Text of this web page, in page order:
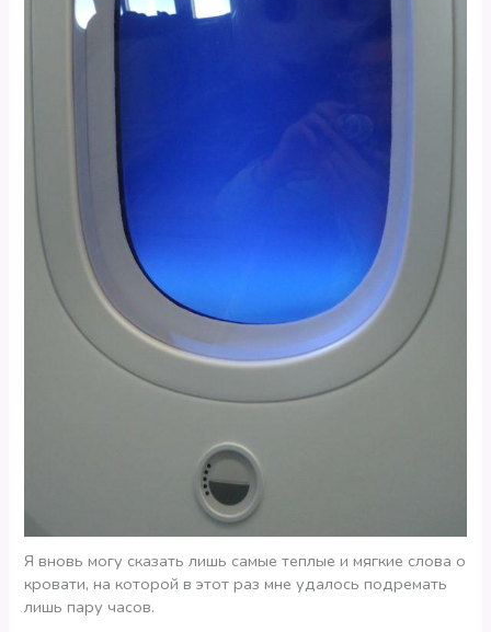
Я вновь могу сказать лишь самые теплые и мягкие слова о
кровати, на которой в этот раз мне удалось подремать
лишь пару часов.